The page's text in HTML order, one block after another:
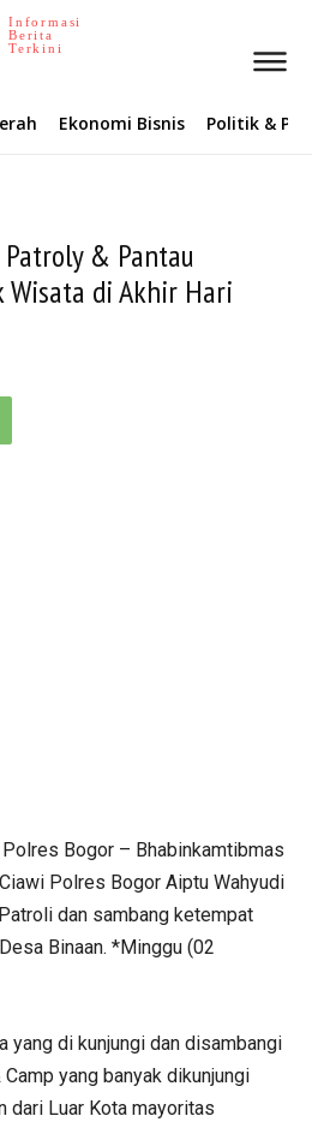
Informasi
Berita
Terkini
Ekonomi Bisnis Politik &
& Pantau
Wisata di Akhir Hari
Polres Bogor – Bhabinkamtibmas
Polres Bogor Aiptu Wahyudi
dan sambang ketempat
Binaan. *Minggu (02
yang di kunjungi dan disambangi
yang banyak dikunjungi
dari Luar Kota mayoritas